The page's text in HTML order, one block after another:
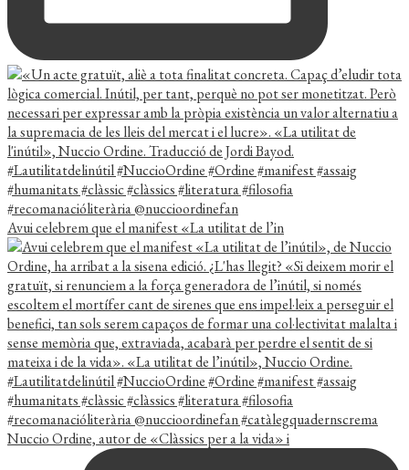
Avui celebrem que el manifest «La utilitat de l’in
Nuccio Ordine, autor de «Clàssics per a la vida» i